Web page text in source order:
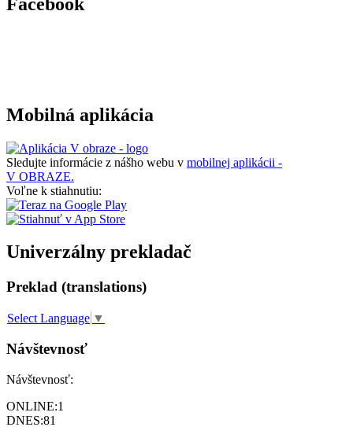
Mobilná aplikácia
Sledujte informácie z nášho webu v mobilnej aplikácii -
V OBRAZE.
Voľne k stiahnutiu:
Univerzálny prekladač
Preklad (translations)
Select Language ▼
Návštevnosť
Návštevnosť:
ONLINE:1
DNES:81